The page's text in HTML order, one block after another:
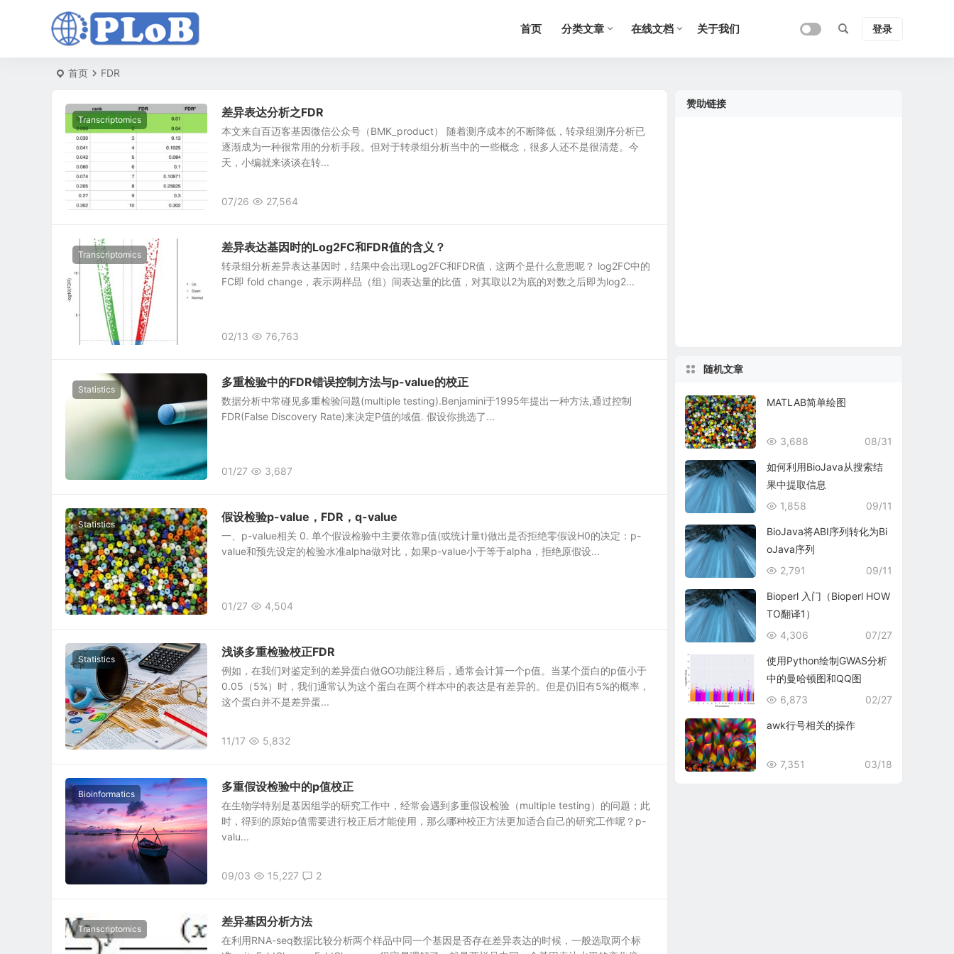
首页 分类文章 在线文档 关于我们 登录
首页 FDR
Transcriptomics
差异表达分析之FDR
本文来自百迈客基因微信公众号（BMK_product） 随着测序成本的不断降低，转录组测序分析已
逐渐成为一种很常用的分析手段。但对于转录组分析当中的一些概念，很多人还不是很清楚。今
天，小编就来谈谈在转...
07/26 27,564
Transcriptomics
差异表达基因时的Log2FC和FDR值的含义？
转录组分析差异表达基因时，结果中会出现Log2FC和FDR值，这两个是什么意思呢？ log2FC中的
FC即 fold change，表示两样品（组）间表达量的比值，对其取以2为底的对数之后即为log2...
02/13 76,763
Statistics
多重检验中的FDR错误控制方法与p-value的校正
数据分析中常碰见多重检验问题(multiple testing).Benjamini于1995年提出一种方法,通过控制
FDR(False Discovery Rate)来决定P值的域值. 假设你挑选了...
01/27 3,687
Statistics
假设检验p-value，FDR，q-value
一、p-value相关 0. 单个假设检验中主要依靠p值(或统计量t)做出是否拒绝零假设H0的决定：p-
value和预先设定的检验水准alpha做对比，如果p-value小于等于alpha，拒绝原假设...
01/27 4,504
Statistics
浅谈多重检验校正FDR
例如，在我们对鉴定到的差异蛋白做GO功能注释后，通常会计算一个p值。当某个蛋白的p值小于
0.05（5%）时，我们通常认为这个蛋白在两个样本中的表达是有差异的。但是仍旧有5%的概率，
这个蛋白并不是差异蛋...
11/17 5,832
Bioinformatics
多重假设检验中的p值校正
在生物学特别是基因组学的研究工作中，经常会遇到多重假设检验（multiple testing）的问题；此
时，得到的原始p值需要进行校正后才能使用，那么哪种校正方法更加适合自己的研究工作呢？p-
valu...
09/03 15,227 2
Transcriptomics
差异基因分析方法
在利用RNA-seq数据比较分析两个样品中同一个基因是否存在差异表达的时候，一般选取两个标
赞助链接
随机文章
MATLAB简单绘图
08/31
3,688
如何利用BioJava从搜索结
果中提取信息
09/11
1,858
BioJava将ABI序列转化为Bi
oJava序列
09/11
2,791
Bioperl 入门（Bioperl HOW
TO翻译1）
07/27
4,306
使用Python绘制GWAS分析
中的曼哈顿图和QQ图
02/27
6,873
awk行号相关的操作
03/18
7,351